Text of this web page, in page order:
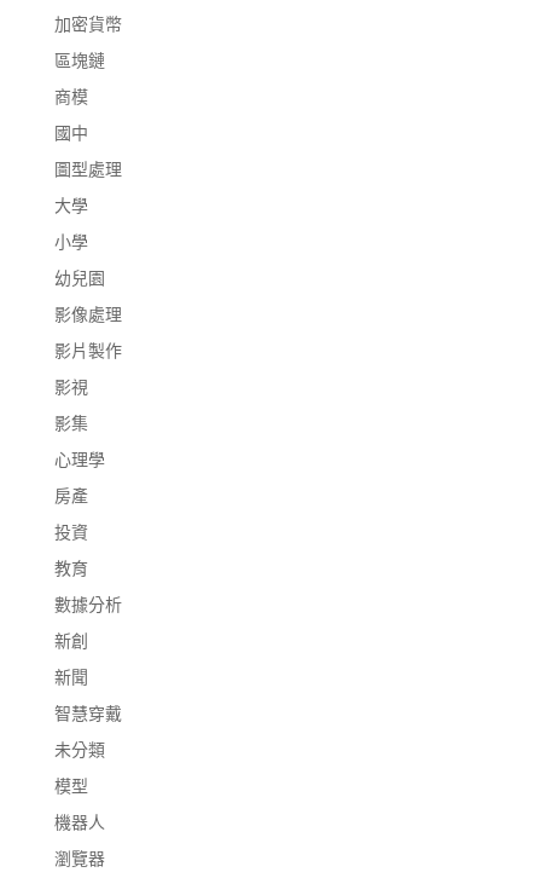
加密貨幣
區塊鏈
商模
國中
圖型處理
大學
小學
幼兒園
影像處理
影片製作
影視
影集
心理學
房產
投資
教育
數據分析
新創
新聞
智慧穿戴
未分類
模型
機器人
瀏覽器